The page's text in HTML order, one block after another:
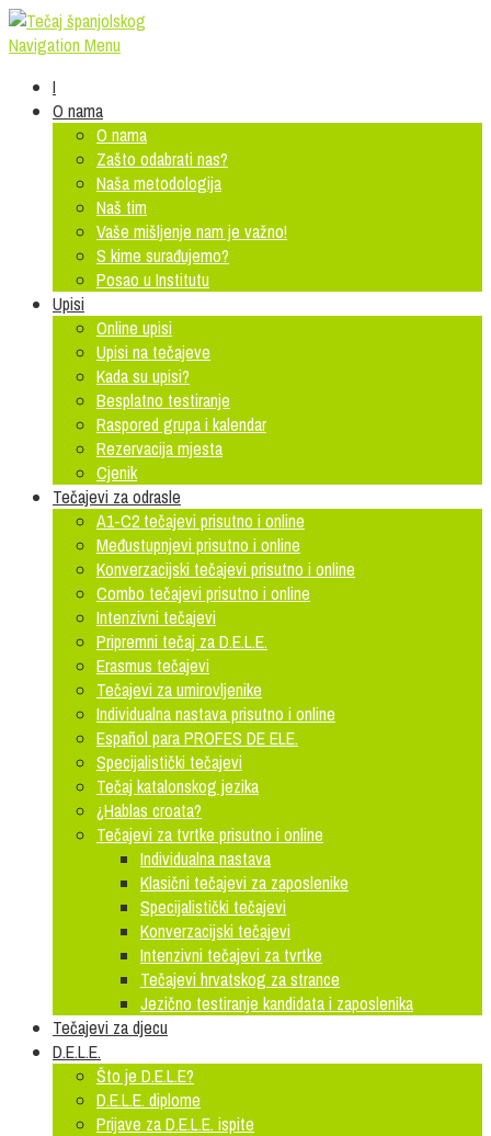
Navigation Menu
I
O nama
O nama
Zašto odabrati nas?
Naša metodologija
Naš tim
Vaše mišljenje nam je važno!
S kime surađujemo?
Posao u Institutu
Upisi
Online upisi
Upisi na tečajeve
Kada su upisi?
Besplatno testiranje
Raspored grupa i kalendar
Rezervacija mjesta
Cjenik
Tečajevi za odrasle
A1-C2 tečajevi prisutno i online
Međustupnjevi prisutno i online
Konverzacijski tečajevi prisutno i online
Combo tečajevi prisutno i online
Intenzivni tečajevi
Pripremni tečaj za D.E.L.E.
Erasmus tečajevi
Tečajevi za umirovljenike
Individualna nastava prisutno i online
Español para PROFES DE ELE.
Specijalistički tečajevi
Tečaj katalonskog jezika
¿Hablas croata?
Tečajevi za tvrtke prisutno i online
Individualna nastava
Klasični tečajevi za zaposlenike
Specijalistički tečajevi
Konverzacijski tečajevi
Intenzivni tečajevi za tvrtke
Tečajevi hrvatskog za strance
Jezično testiranje kandidata i zaposlenika
Tečajevi za djecu
D.E.L.E.
Što je D.E.L.E?
D.E.L.E. diplome
Prijave za D.E.L.E. ispite